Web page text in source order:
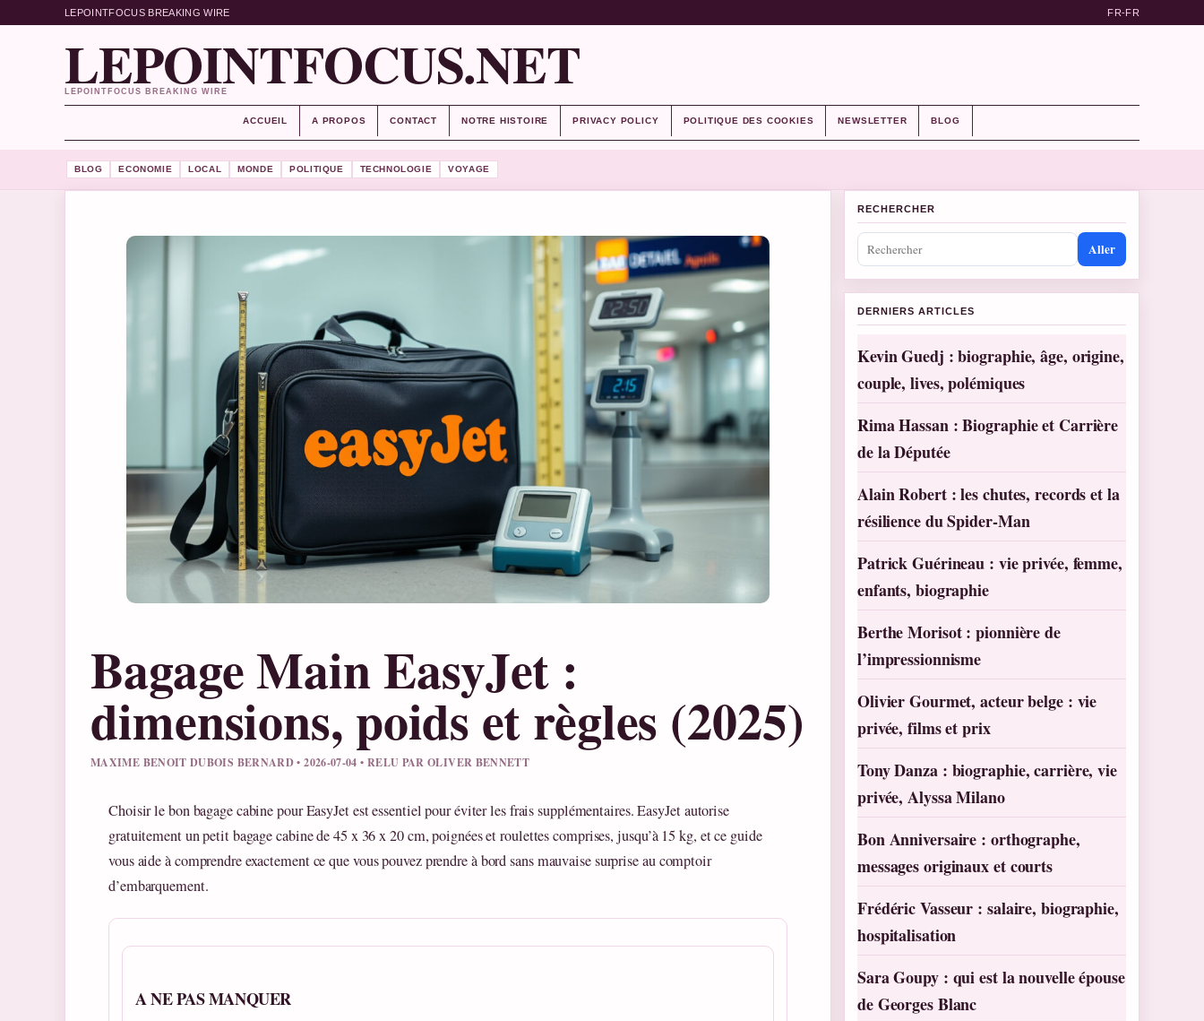
LEPOINTFOCUS BREAKING WIRE FR-FR
LEPOINTFOCUS.NET
LEPOINTFOCUS BREAKING WIRE
ACCUEIL A PROPOS CONTACT NOTRE HISTOIRE PRIVACY POLICY POLITIQUE DES COOKIES NEWSLETTER BLOG
BLOG ECONOMIE LOCAL MONDE POLITIQUE TECHNOLOGIE VOYAGE
Bagage Main EasyJet :
dimensions, poids et règles (2025)
MAXIME BENOIT DUBOIS BERNARD • 2026-07-04 • RELU PAR OLIVER BENNETT
Choisir le bon bagage cabine pour EasyJet est essentiel pour éviter les frais supplémentaires. EasyJet autorise
gratuitement un petit bagage cabine de 45 x 36 x 20 cm, poignées et roulettes comprises, jusqu’à 15 kg, et ce guide
vous aide à comprendre exactement ce que vous pouvez prendre à bord sans mauvaise surprise au comptoir
d’embarquement.
A NE PAS MANQUER
RECHERCHER
Aller
DERNIERS ARTICLES
Kevin Guedj : biographie, âge, origine,
couple, lives, polémiques
Rima Hassan : Biographie et Carrière
de la Députée
Alain Robert : les chutes, records et la
résilience du Spider-Man
Patrick Guérineau : vie privée, femme,
enfants, biographie
Berthe Morisot : pionnière de
l’impressionnisme
Olivier Gourmet, acteur belge : vie
privée, films et prix
Tony Danza : biographie, carrière, vie
privée, Alyssa Milano
Bon Anniversaire : orthographe,
messages originaux et courts
Frédéric Vasseur : salaire, biographie,
hospitalisation
Sara Goupy : qui est la nouvelle épouse
de Georges Blanc